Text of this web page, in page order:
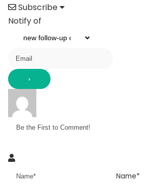
Subscribe
Notify of
Name*